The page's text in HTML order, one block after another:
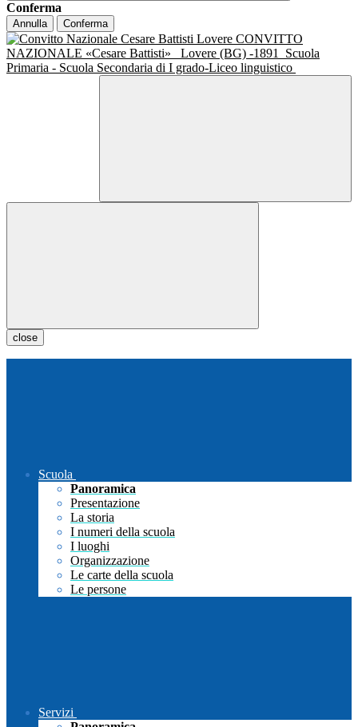
Conferma
Annulla Conferma
CONVITTO
NAZIONALE «Cesare Battisti»
Lovere (BG) -1891
Scuola
Primaria - Scuola Secondaria di I grado-Liceo linguistico
close
Scuola
Panoramica
Presentazione
La storia
I numeri della scuola
I luoghi
Organizzazione
Le carte della scuola
Le persone
Servizi